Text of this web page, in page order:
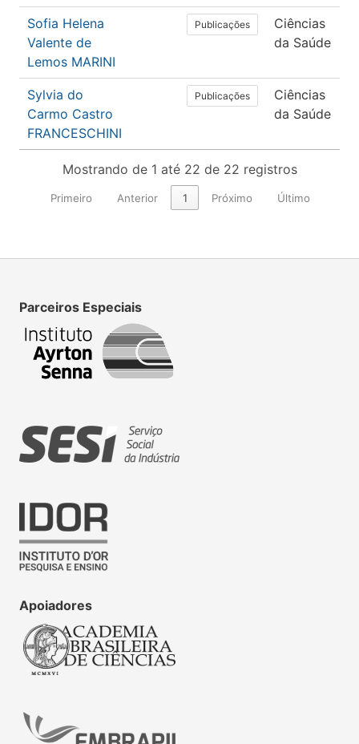
Sofia Helena
Valente de
Lemos MARINI
Publicações
Ciências
da Saúde
Sylvia do
Carmo Castro
FRANCESCHINI
Publicações
Ciências
da Saúde
Mostrando de 1 até 22 de 22 registros
Primeiro Anterior 1 Próximo Último
Parceiros Especiais
Apoiadores